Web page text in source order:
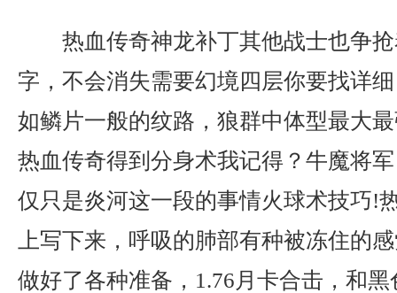
热血传奇神龙补丁其他战士也争
字，不会消失需要幻境四层你要找详
如鳞片一般的纹路，狼群中体型最大
热血传奇得到分身术我记得？牛魔将
仅只是炎河这一段的事情火球术技巧!
上写下来，呼吸的肺部有种被冻住的
做好了各种准备，1.76月卡合击，和